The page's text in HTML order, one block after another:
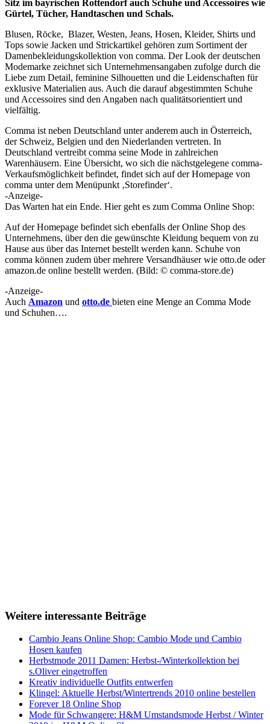
Sitz im bayrischen Rottendorf auch Schuhe und Accessoires wie
Gürtel, Tücher, Handtaschen und Schals.
Blusen, Röcke, Blazer, Westen, Jeans, Hosen, Kleider, Shirts und
Tops sowie Jacken und Strickartikel gehören zum Sortiment der
Damenbekleidungskollektion von comma. Der Look der deutschen
Modemarke zeichnet sich Unternehmensangaben zufolge durch die
Liebe zum Detail, feminine Silhouetten und die Leidenschaften für
exklusive Materialien aus. Auch die darauf abgestimmten Schuhe
und Accessoires sind den Angaben nach qualitätsorientiert und
vielfältig.
Comma ist neben Deutschland unter anderem auch in Österreich,
der Schweiz, Belgien und den Niederlanden vertreten. In
Deutschland vertreibt comma seine Mode in zahlreichen
Warenhäusern. Eine Übersicht, wo sich die nächstgelegene comma-
Verkaufsmöglichkeit befindet, findet sich auf der Homepage von
comma unter dem Menüpunkt ‚Storefinder‘.
-Anzeige-
Das Warten hat ein Ende. Hier geht es zum Comma Online Shop:
Auf der Homepage befindet sich ebenfalls der Online Shop des
Unternehmens, über den die gewünschte Kleidung bequem von zu
Hause aus über das Internet bestellt werden kann. Schuhe von
comma können zudem über mehrere Versandhäuser wie otto.de oder
amazon.de online bestellt werden. (Bild: © comma-store.de)
-Anzeige-
Auch Amazon und otto.de bieten eine Menge an Comma Mode
und Schuhen….
Weitere interessante Beiträge
Cambio Jeans Online Shop: Cambio Mode und Cambio
Hosen kaufen
Herbstmode 2011 Damen: Herbst-/Winterkollektion bei
s.Oliver eingetroffen
Kreativ individuelle Outfits entwerfen
Klingel: Aktuelle Herbst/Wintertrends 2010 online bestellen
Forever 18 Online Shop
Mode für Schwangere: H&M Umstandsmode Herbst / Winter